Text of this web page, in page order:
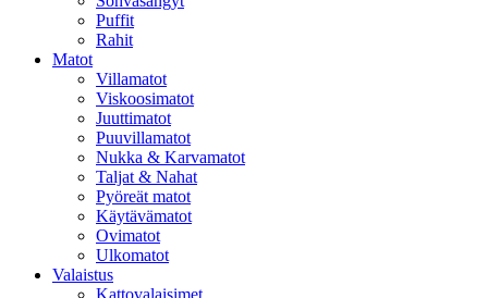
Puffit
Rahit
Matot
Villamatot
Viskoosimatot
Juuttimatot
Puuvillamatot
Nukka & Karvamatot
Taljat & Nahat
Pyöreät matot
Käytävämatot
Ovimatot
Ulkomatot
Valaistus
Kattovalaisimet